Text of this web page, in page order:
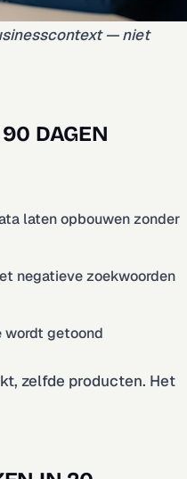
— niet
DAGEN
laten opbouwen zonder
negatieve zoekwoorden
wordt getoond
zelfde producten. Het